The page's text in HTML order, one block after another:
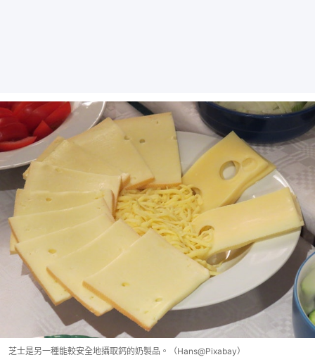
芝士是另一種能較安全地攝取鈣的奶製品。（Hans@Pixabay）